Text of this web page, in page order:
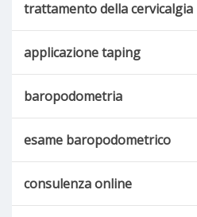
trattamento della cervicalgia
applicazione taping
baropodometria
esame baropodometrico
consulenza online